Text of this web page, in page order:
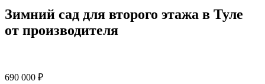
Зимний сад для второго этажа в Туле
от производителя
690 000 ₽